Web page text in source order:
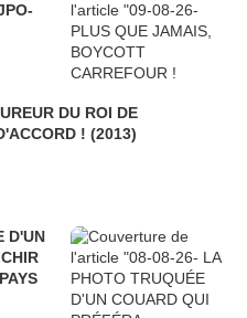
DU ROI DE
BRUXELLES, JE NE SUIS PAS D'ACCORD ! (2013)